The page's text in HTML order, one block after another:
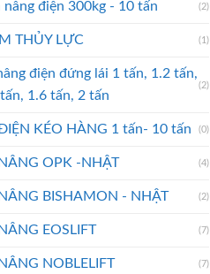
nâng điện 300kg - 10 tấn (2)
THỦY LỰC (1)
điện đứng lái 1 tấn, 1.2 tấn,
1.6 tấn, 2 tấn
(2)
KÉO HÀNG 1 tấn- 10 tấn (0)
OPK -NHẬT (4)
BISHAMON - NHẬT (2)
EOSLIFT (7)
NOBLELIFT (7)